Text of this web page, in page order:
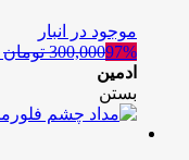
موجود در انبار
97%
300,000 تومان
ادمین
بستن